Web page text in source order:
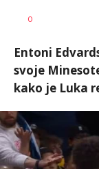
AUTOR
0
Entoni
svoje
kako je Luka